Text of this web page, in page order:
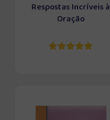
Respostas Incríveis à
Oração